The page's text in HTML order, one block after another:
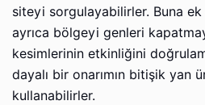
siteyi sorgulayabilirler. Buna
ayrıca bölgeyi genleri
kesimlerinin etkinliğini
dayalı bir onarımın bitişik yan
kullanabilirler.